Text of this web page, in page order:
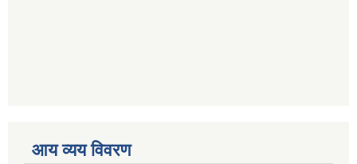
आय व्यय विवरण